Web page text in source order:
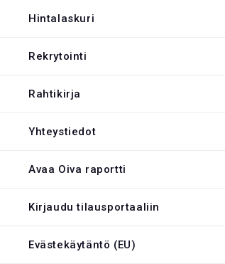
Hintalaskuri
Rekrytointi
Rahtikirja
Yhteystiedot
Avaa Oiva raportti
Kirjaudu tilausportaaliin
Evästekäytäntö (EU)
Kansainvälisen
polttoaineiden hintoja
Tällä on suora vaikutus
polttoainelisää